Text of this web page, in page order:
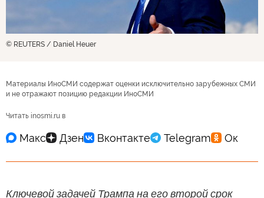
© REUTERS / Daniel Heuer
Материалы ИноСМИ содержат оценки исключительно зарубежных СМИ
и не отражают позицию редакции ИноСМИ
Читать inosmi.ru в
Ключевой задачей Трампа на его второй срок